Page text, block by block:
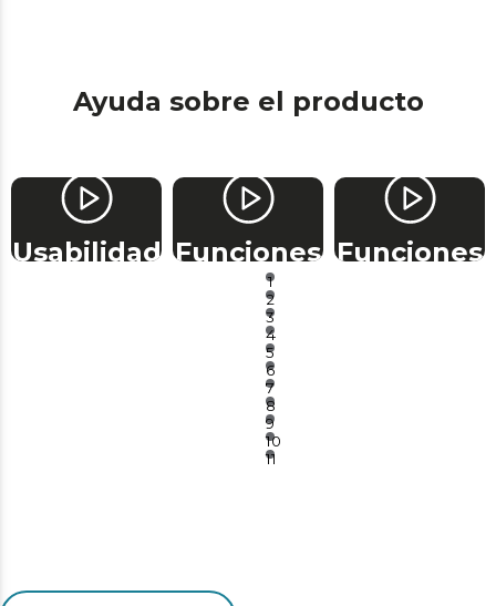
Ayuda sobre el producto
Usabilidad Funciones Funciones
1
2
3
4
5
6
7
8
9
10
11